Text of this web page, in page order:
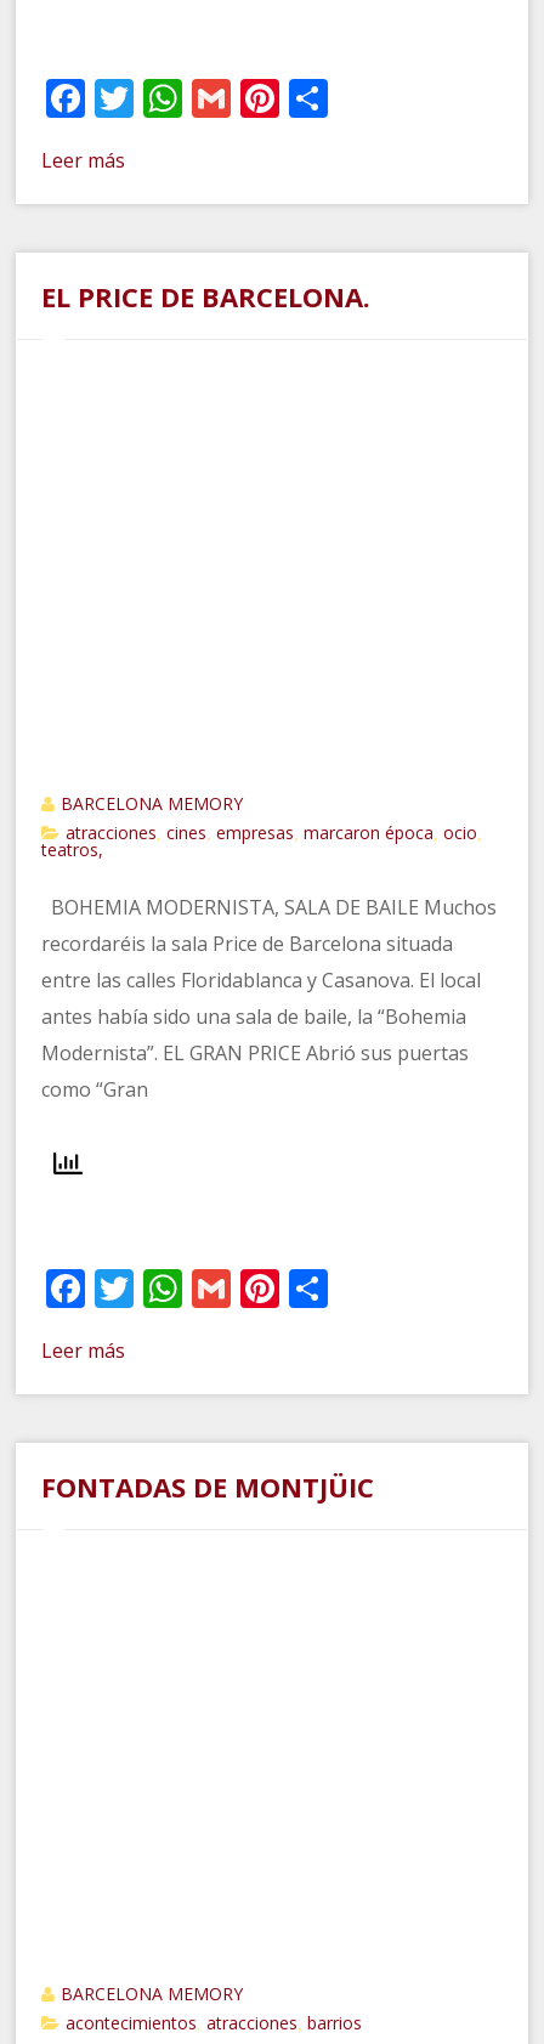
Facebook
Twitter
WhatsApp
GmailPinterest
Leer más
EL PRICE DE BARCELONA.
BARCELONA MEMORY
atracciones
,cines ,empresas ,marcaron época ,ocio
teatros,
BOHEMIA MODERNISTA, SALA DE BAILE Muchos
recordaréis la sala Price de Barcelona situada
entre las calles Floridablanca y Casanova. El local
antes había sido una sala de baile, la “Bohemia
Modernista”. EL GRAN PRICE Abrió sus puertas
como “Gran
Facebook
Twitter
WhatsApp
GmailPinterest
Leer más
FONTADAS DE MONTJÜIC
BARCELONA MEMORY
acontecimientos
,atracciones barrios